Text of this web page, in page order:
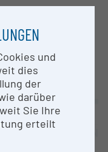
/
COLLABORATION
und
dies
der
darüber
Sie Ihre
erteilt